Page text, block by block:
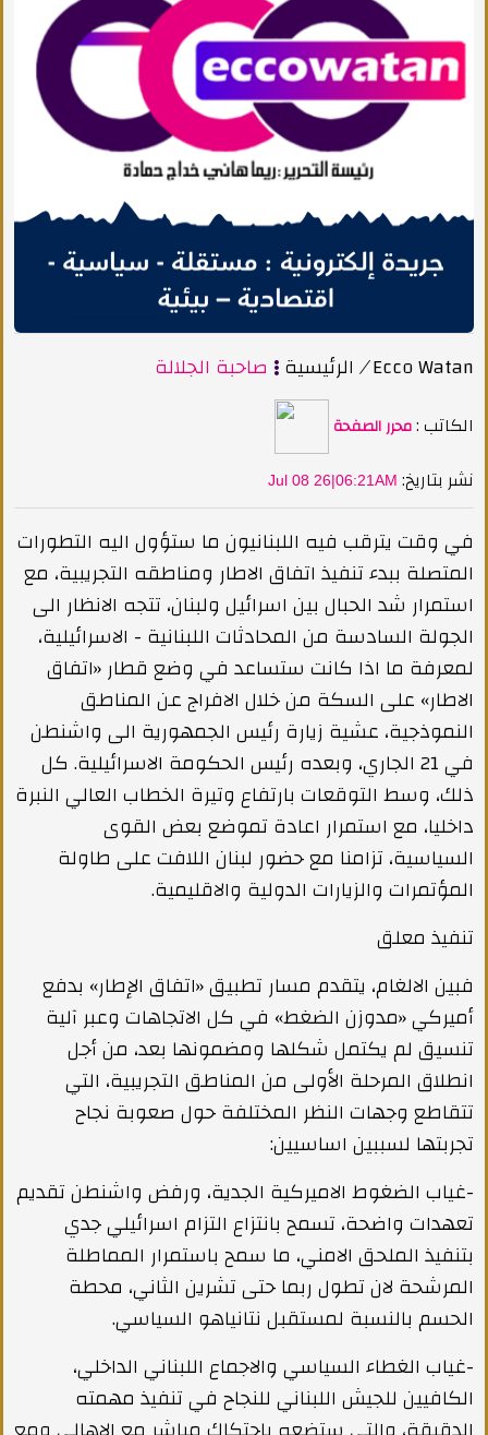
الرئيسية صاحبة الجلالة /Ecco Watan
الكاتب :محرر الصفحة
Jul 08 26|06:21AM :نشر بتاريخ
في وقت يترقب فيه اللبنانيون ما ستؤول اليه التطورات
المتصلة ببدء تنفيذ اتفاق الاطار ومناطقه التجريبية، مع
استمرار شد الحبال بين اسرائيل ولبنان، تتجه الانظار الى
الجولة السادسة من المحادثات اللبنانية - الاسرائيلية،
لمعرفة ما اذا كانت ستساعد في وضع قطار «اتفاق
الاطار» على السكة من خلال الافراج عن المناطق
النموذجية، عشية زيارة رئيس الجمهورية الى واشنطن
في 21 الجاري، وبعده رئيس الحكومة الاسرائيلية. كل
ذلك، وسط التوقعات بارتفاع وتيرة الخطاب العالي النبرة
داخليا، مع استمرار اعادة تموضع بعض القوى
السياسية، تزامنا مع حضور لبنان اللافت على طاولة
المؤتمرات والزيارات الدولية والاقليمية.
تنفيذ معلق
فبين الالغام، يتقدم مسار تطبيق «اتفاق الإطار» بدفع
أميركي «مدوزن الضغط» في كل الاتجاهات وعبر آلية
تنسيق لم يكتمل شكلها ومضمونها بعد، من أجل
انطلاق المرحلة الأولى من المناطق التجريبية، التي
تتقاطع وجهات النظر المختلفة حول صعوبة نجاح
تجربتها لسببين اساسيين:
-غياب الضغوط الاميركية الجدية، ورفض واشنطن تقديم
تعهدات واضحة، تسمح بانتزاع التزام اسرائيلي جدي
بتنفيذ الملحق الامني، ما سمح باستمرار المماطلة
المرشحة لان تطول ربما حتى تشرين الثاني، محطة
الحسم بالنسبة لمستقبل نتانياهو السياسي.
-غياب الغطاء السياسي والاجماع اللبناني الداخلي،
الكافيين للجيش اللبناني للنجاح في تنفيذ مهمته